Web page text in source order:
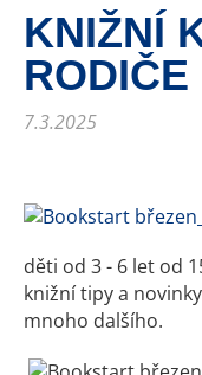
KNIŽNÍ
RODIČE
7.3.2025
děti od 3 - 6 let od
knižní tipy a
mnoho dalšího.